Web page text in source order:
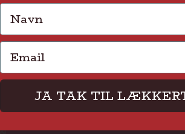
Navn
Email
JA TAK TIL